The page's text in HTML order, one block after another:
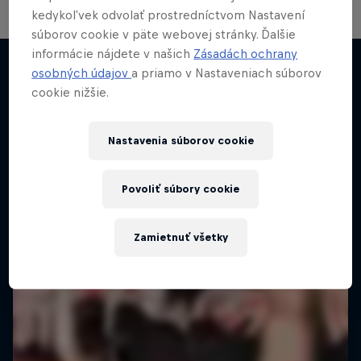
kedykoľvek odvolať prostredníctvom Nastavení
súborov cookie v päte webovej stránky. Ďalšie
informácie nájdete v našich Zásadách ochrany
osobných údajova priamo v Nastaveniach súborov
cookie nižšie.
Nastavenia súborov cookie
Zamietnuť všetky
Povoliť súbory cookie